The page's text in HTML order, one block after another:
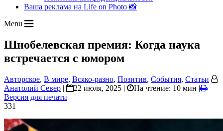
Ваша реклама на Life on Photo 📸
Menu
Шнобелевская премия: Когда наука
встречается с юмором
Авторское, В мире, Всяко-разно, Позитив, События, Статьи
Анатолий Север | 22 июля, 2025 | На чтение: 10 мин |
Версия для печати
331